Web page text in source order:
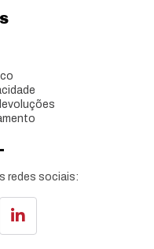
redes sociais: